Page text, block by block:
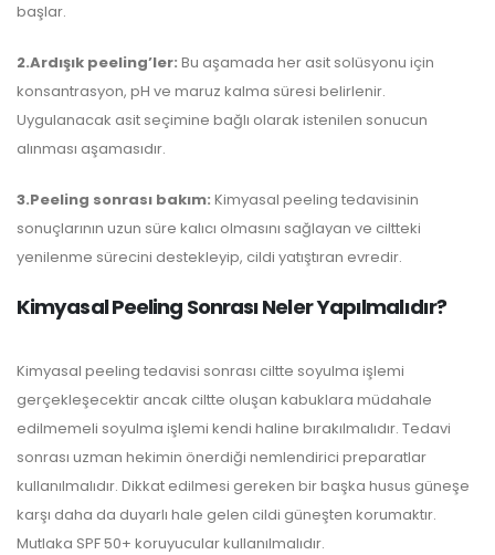
başlar.
2.Ardışık peeling’ler: Bu aşamada her asit solüsyonu için
konsantrasyon, pH ve maruz kalma süresi belirlenir.
Uygulanacak asit seçimine bağlı olarak istenilen sonucun
alınması aşamasıdır.
3.Peeling sonrası bakım: Kimyasal peeling tedavisinin
sonuçlarının uzun süre kalıcı olmasını sağlayan ve ciltteki
yenilenme sürecini destekleyip, cildi yatıştıran evredir.
Kimyasal Peeling Sonrası Neler Yapılmalıdır?
Kimyasal peeling tedavisi sonrası ciltte soyulma işlemi
gerçekleşecektir ancak ciltte oluşan kabuklara müdahale
edilmemeli soyulma işlemi kendi haline bırakılmalıdır. Tedavi
sonrası uzman hekimin önerdiği nemlendirici preparatlar
kullanılmalıdır. Dikkat edilmesi gereken bir başka husus güneşe
karşı daha da duyarlı hale gelen cildi güneşten korumaktır.
Mutlaka SPF 50+ koruyucular kullanılmalıdır.